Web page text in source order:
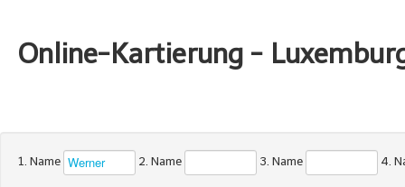
Online-Kartierung -
1. Name 2. Name 3. Name 4.